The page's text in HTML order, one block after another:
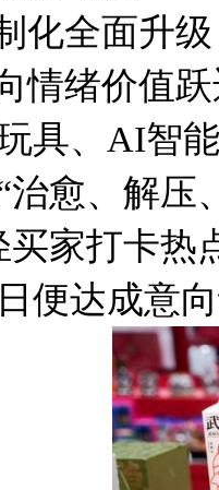
全面升级
绪价值跃
具、AI智
愈、解压
买家打卡热
便达成意